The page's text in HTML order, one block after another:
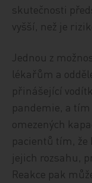
skutečnosti
vyšší, než je
Jednou z
lékařům a
přinášející
pandemie, a
omezených
pacientů tím,
jejich rozsahu,
Reakce pak